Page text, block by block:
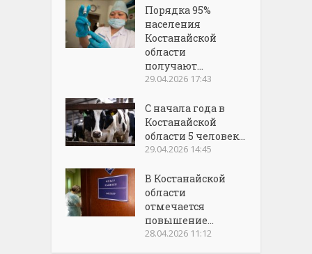
Порядка 95%
населения
Костанайской
области
получают...
29.04.2026 17:43
С начала года в
Костанайской
области 5 человек...
29.04.2026 14:45
В Костанайской
области
отмечается
повышение...
28.04.2026 11:12